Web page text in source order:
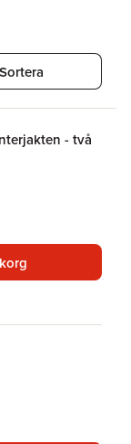
Sortera
- två